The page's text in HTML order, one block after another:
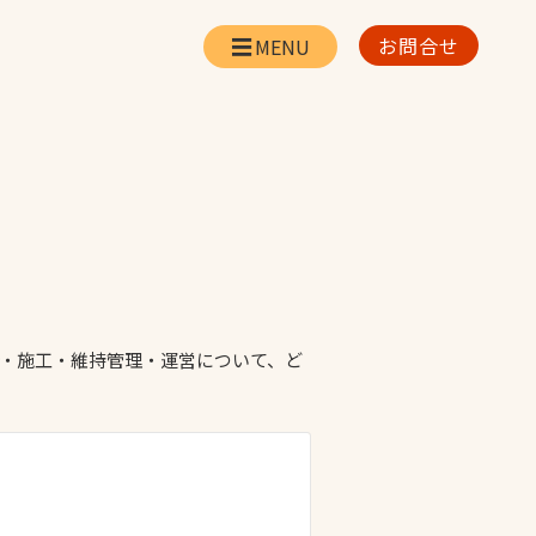
アスリートパートナ
採用情報
お問合せ
施工・維持管理・運営について、ど